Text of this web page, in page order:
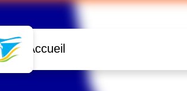
Accueil